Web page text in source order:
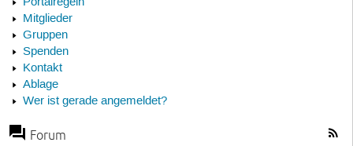
Mitglieder
Gruppen
Spenden
Kontakt
Ablage
Wer ist gerade angemeldet?
Forum